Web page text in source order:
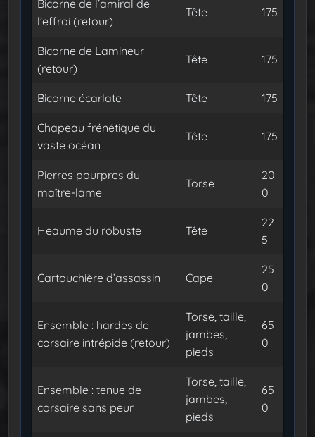
Bicorne de l’amiral de
l’effroi (retour)
Tête 175
Bicorne de Lamineur
(retour)
Tête 175
Bicorne écarlate Tête 175
Chapeau frénétique du
vaste océan
Tête 175
Pierres pourpres du
maître-lame
Torse
20
0
Heaume du robuste Tête
22
5
Cartouchière d’assassin Cape
25
0
Ensemble : hardes de
corsaire intrépide (retour)
Torse, taille,
jambes,
pieds
65
0
Ensemble : tenue de
corsaire sans peur
Torse, taille,
jambes,
pieds
65
0